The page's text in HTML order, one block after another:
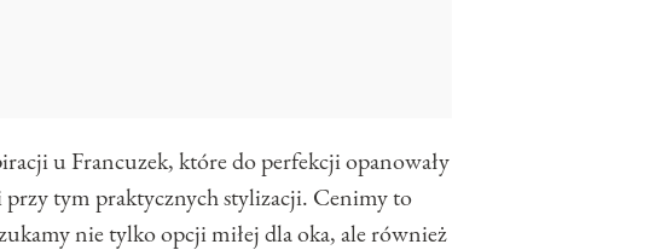
u Francuzek, które do perfekcji opanowały
tym praktycznych stylizacji. Cenimy to
nie tylko opcji miłej dla oka, ale również